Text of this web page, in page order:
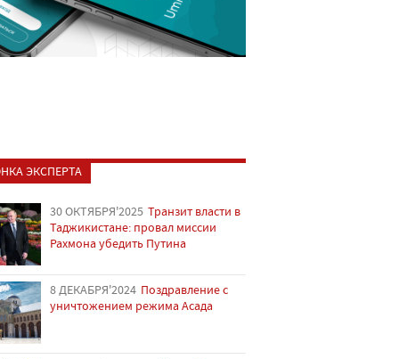
ЭКСПЕРТА
30 ОКТЯБРЯ'2025 Транзит власти в
Таджикистане: провал миссии
Рахмона убедить Путина
8 ДЕКАБРЯ'2024 Поздравление с
уничтожением режима Асада